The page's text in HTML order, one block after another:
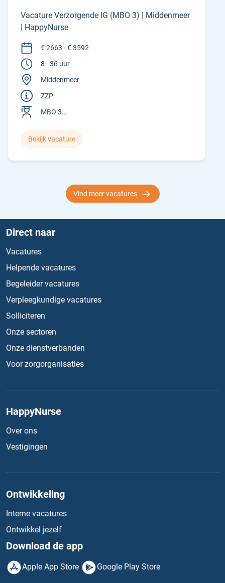
Vacature Verzorgende IG (MBO 3) | Middenmeer
| HappyNurse
€ 2663 - € 3592
8 - 36 uur
Middenmeer
ZZP
MBO 3...
Bekijk vacature
Vind meer vacatures
Direct naar
Vacatures
Helpende vacatures
Begeleider vacatures
Verpleegkundige vacatures
Solliciteren
Onze sectoren
Onze dienstverbanden
Voor zorgorganisaties
HappyNurse
Over ons
Vestigingen
Ontwikkeling
Interne vacatures
Ontwikkel jezelf
Download de app
Apple App Store Google Play Store